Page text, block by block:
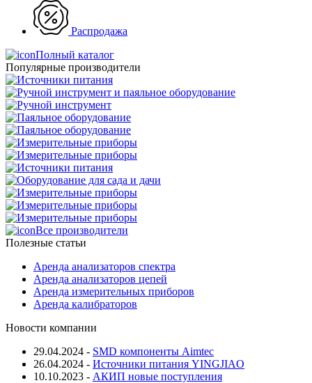
Распродажа
Полный каталог
Популярные производители
Все производители
Полезные статьи
Аренда анализаторов спектра
Аренда анализаторов цепей
Аренда измерительных приборов
Аренда калибраторов
Новости компании
29.04.2024 - SMD компоненты Aimtec
26.04.2024 - Источники питания YINGJIAO
10.10.2023 - АКИП новые поступления